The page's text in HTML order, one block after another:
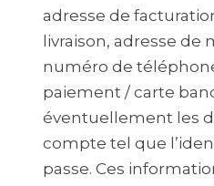
adresse de
livraison, adresse de
numéro de
paiement / carte
éventuellement les
compte tel que
passe. Ces